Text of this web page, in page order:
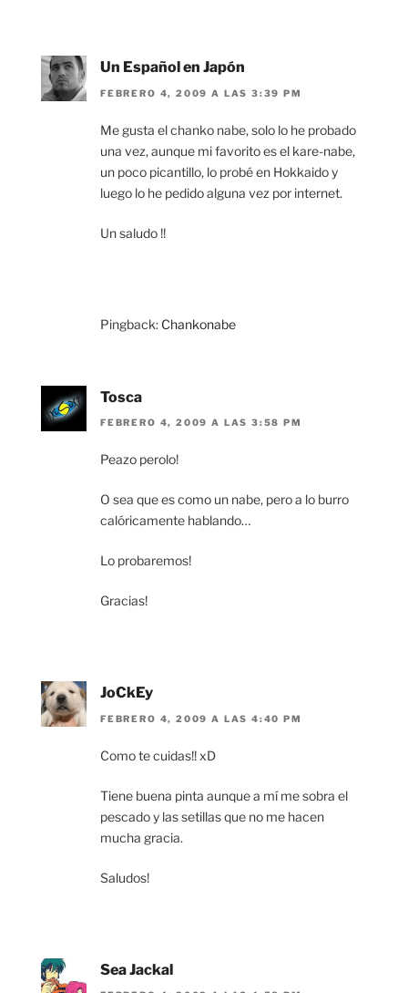
Un Español en Japón
FEBRERO 4, 2009 A LAS 3:39 PM
Me gusta el chanko nabe, solo lo he probado
una vez, aunque mi favorito es el kare-nabe,
un poco picantillo, lo probé en Hokkaido y
luego lo he pedido alguna vez por internet.
Un saludo !!
Pingback: Chankonabe
Tosca
FEBRERO 4, 2009 A LAS 3:58 PM
Peazo perolo!
O sea que es como un nabe, pero a lo burro
calóricamente hablando…
Lo probaremos!
Gracias!
JoCkEy
FEBRERO 4, 2009 A LAS 4:40 PM
Como te cuidas!! xD
Tiene buena pinta aunque a mí me sobra el
pescado y las setillas que no me hacen
mucha gracia.
Saludos!
Sea Jackal